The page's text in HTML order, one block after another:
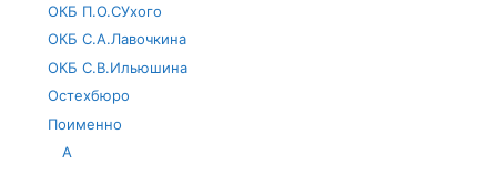
ОКБ П.О.СУхого
ОКБ С.А.Лавочкина
ОКБ С.В.Ильюшина
Остехбюро
Поименно
А